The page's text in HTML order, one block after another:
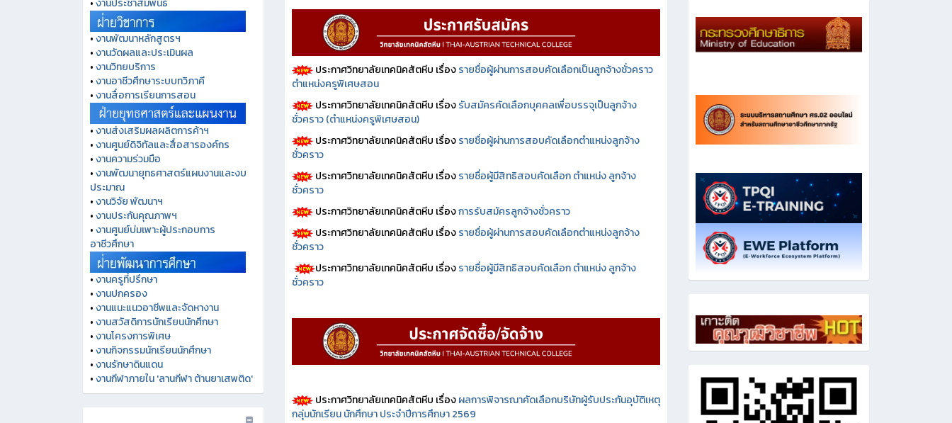
•งานประชาสัมพันธ์
งานพัฒนาหลักสูตรฯ
งานวัดผลและประเมินผล
งานวิทยบริการ
งานอาชีวศึกษาระบบทวิภาคี
•งานสื่อการเรียนการสอน
งานส่งเสริมผลผลิตการค้าฯ
งานศูนย์ดิจิทัลและสื่อสารองค์กร
งานความร่วมมือ
•งานพัฒนายุทธศาสตร์แผนงานและงบ
ประมาณ
งานวิจัย พัฒนาฯ
งานประกันคุณภาพฯ
•งานศูนย์บ่มเพาะผู้ประกอบการ
อาชีวศึกษา
งานครูที่ปรึกษา
งานปกครอง
งานแนะแนวอาชีพและจัดหางาน
งานสวัสดิการนักเรียนนักศึกษา
งานโครงการพิเศษ
งานกิจกรรมนักเรียนนักศึกษา
งานรักษาดินแดน
ประกาศวิทยาลัยเทคนิคสัตหีบ เรื่องรายชื่อผู้ผ่านการสอบคัดเลือกเป็นลูกจ้างชั่วคราว
ตำแหน่งครูพิเศษสอน
ประกาศวิทยาลัยเทคนิคสัตหีบ เรื่องรับสมัครคัดเลือกบุคคลเพื่อบรรจุเป็นลูกจ้าง
ชั่วคราว (ตำแหน่งครูพิเศษสอน)
ประกาศวิทยาลัยเทคนิคสัตหีบ เรื่องรายชื่อผู้ผ่านการสอบคัดเลือกตำแหน่งลูกจ้าง
ชั่วคราว
ประกาศวิทยาลัยเทคนิคสัตหีบ เรื่องรายชื่อผู้มีสิทธิสอบคัดเลือก ตำแหน่ง ลูกจ้าง
ชั่วคราว
ประกาศวิทยาลัยเทคนิคสัตหีบ เรื่องการรับสมัครลูกจ้างชั่วคราว
ประกาศวิทยาลัยเทคนิคสัตหีบ เรื่องรายชื่อผู้ผ่านการสอบคัดเลือกตำแหน่งลูกจ้าง
ชั่วคราว
ประกาศวิทยาลัยเทคนิคสัตหีบ เรื่องรายชื่อผู้มีสิทธิสอบคัดเลือก ตำแหน่ง ลูกจ้าง
ชั่วคราว
ประกาศวิทยาลัยเทคนิคสัตหีบ เรื่องผลการพิจารณาคัดเลือกบริษัทผู้รับประกันอุบัติเหตุ
กลุ่มนักเรียน นักศึกษา ประจำปีการศึกษา 2569